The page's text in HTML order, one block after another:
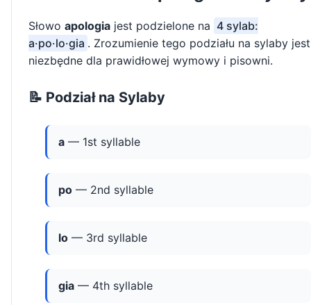
Słowo apologia jest podzielone na 4 sylab:
a·po·lo·gia . Zrozumienie tego podziału na sylaby jest
niezbędne dla prawidłowej wymowy i pisowni.
📝 Podział na Sylaby
a — 1st syllable
po — 2nd syllable
lo — 3rd syllable
gia — 4th syllable